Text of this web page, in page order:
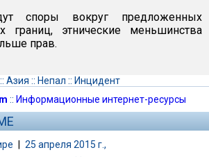
споры вокруг предложенных
границ, этнические меньшинства
прав.
:: Азия :: Непал :: Инцидент
:: Информационные интернет-ресурсы
| 25 апреля 2015 г.,